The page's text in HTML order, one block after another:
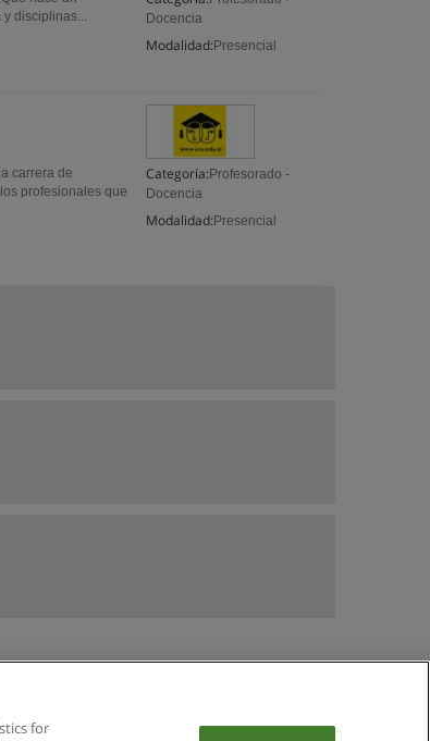
Docencia
Modalidad: Presencial
disciplinas...
Categoría: Profesorado -
Docencia
Modalidad: Presencial
carrera de
profesionales que
for